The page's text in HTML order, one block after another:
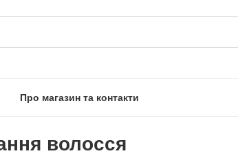
Про магазин та контакти
волосся